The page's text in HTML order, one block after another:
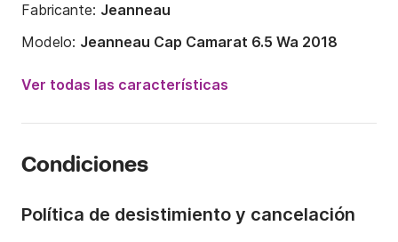
Fabricante: Jeanneau
Modelo: Jeanneau Cap Camarat 6.5 Wa 2018
150CV
Capacidad a bordo:
Ver todas las características
Condiciones
Política de desistimiento y cancelación